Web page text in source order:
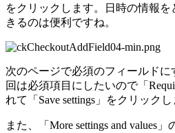
をクリックします。日時の情報
きるのは便利ですね。
次のページで必須のフィールド
回は必須項目にしたいので「
れて「Save settings」をクリックし
また、「More settings and values